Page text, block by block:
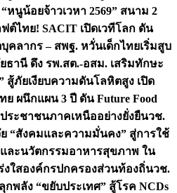
นูน้อยจ้าวเวหา 2569” สนาม 2
ต์ไทย! SACIT เปิดเวทีโลก ดัน
คลากร – สพฐ. หวั่นเด็กไทยเริ่มสูบ
ธานี ดึง รพ.สต.-อสม. เสริมทักษะ
สู้ภัยเงียบความดันโลหิตสูง เปิด
ผนึกแผน 3 ปี ดัน Future Food
ระชาชนภาคเหนืออย่างยั่งยืนวช.
ย “สังคมและความมั่นคง” สู่การใช้
ละนวัตกรรมอาหารสุขภาพ ใน
งใสองค์กรปกครองส่วนท้องถิ่นวช.
กพลัง “ขยับประเทศ” สู้โรค NCDs